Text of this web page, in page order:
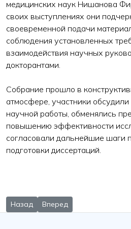
медицинских наук Нишанова
своих выступлениях они
своевременной подачи
соблюдения установленных
взаимодействия научных
докторантами.
Собрание прошло в
атмосфере, участники
научной работы, обменялись
повышению эффективности
согласовали дальнейшие шаги
подготовки диссертаций.
Предыдущий: В Республиканском
Назад Следующий: Завершился
Вперед